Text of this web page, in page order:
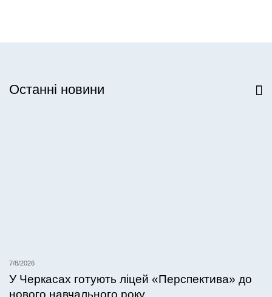
Останні новини
7/8/2026
У Черкасах готують ліцей «Перспектива» до